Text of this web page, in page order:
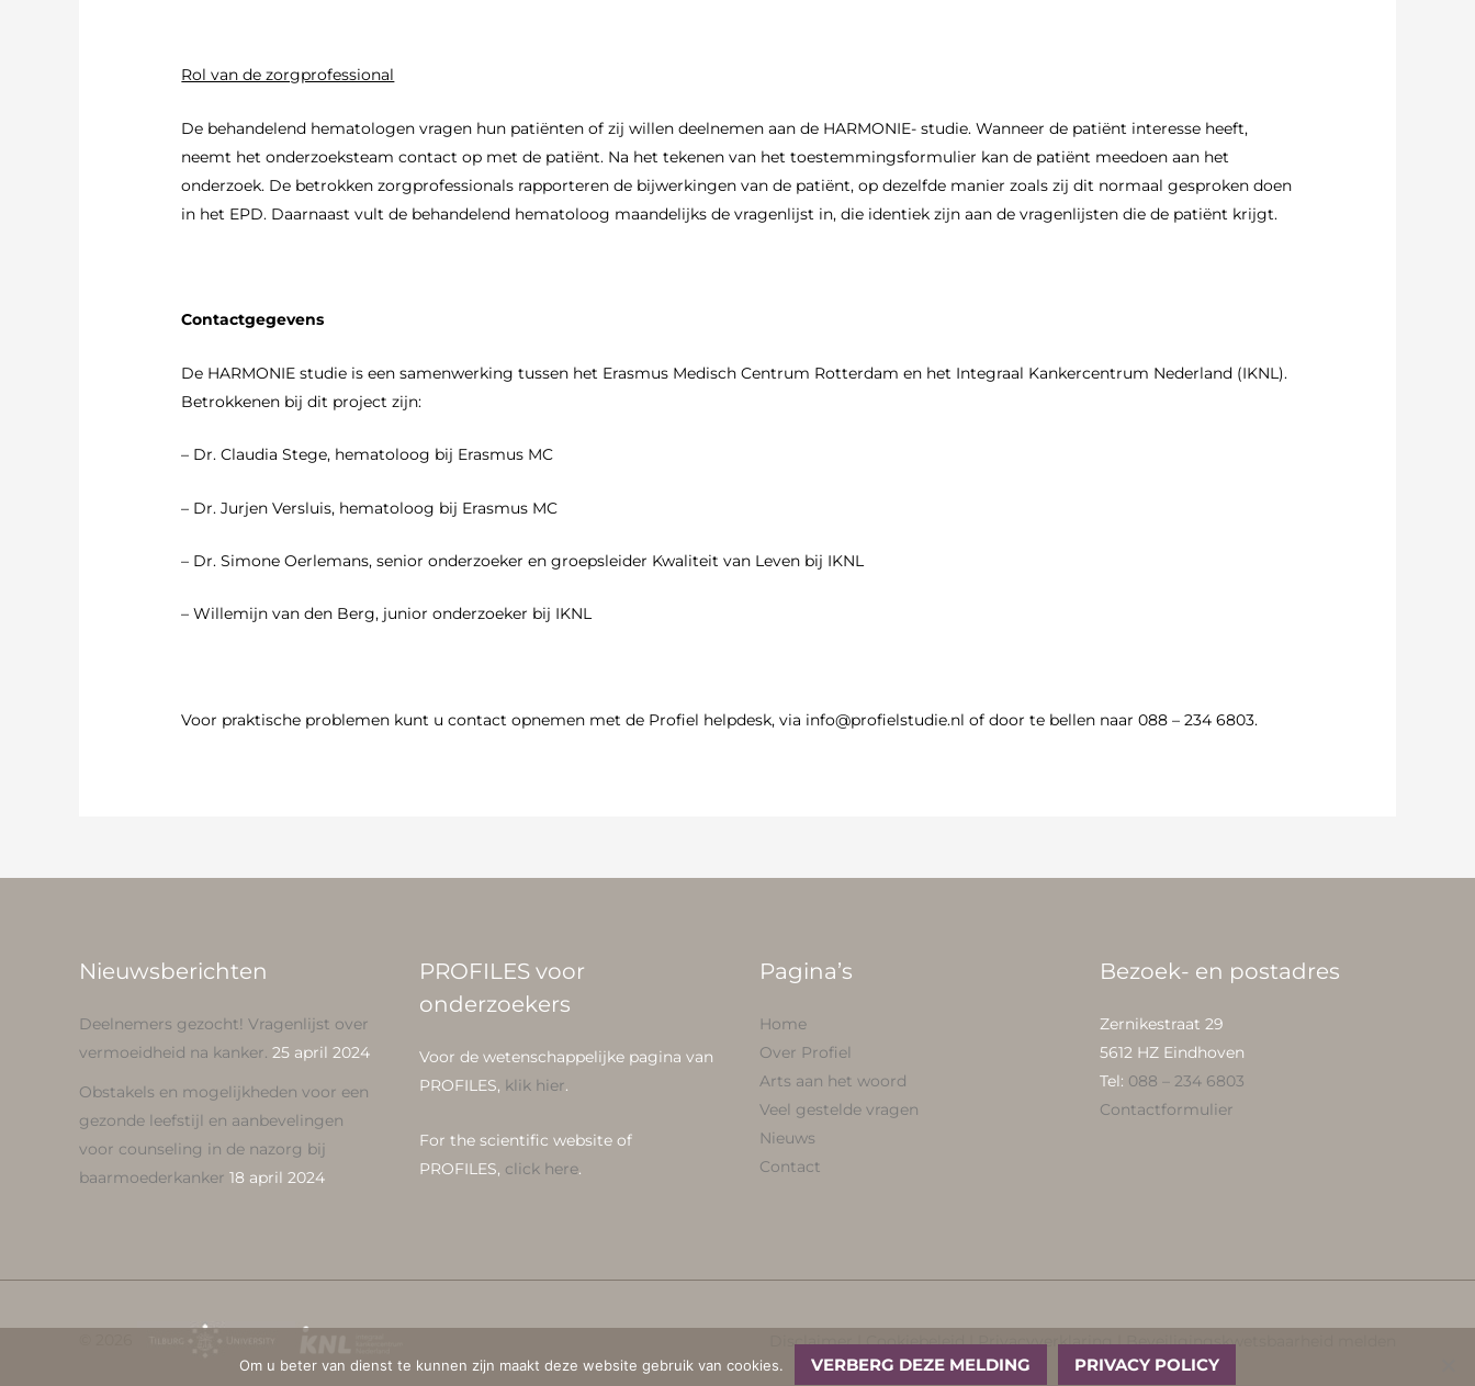
Rol van de zorgprofessional
De behandelend hematologen vragen hun patiënten of zij willen deelnemen aan de HARMONIE- studie. Wanneer de patiënt interesse heeft,
neemt het onderzoeksteam contact op met de patiënt. Na het tekenen van het toestemmingsformulier kan de patiënt meedoen aan het
onderzoek. De betrokken zorgprofessionals rapporteren de bijwerkingen van de patiënt, op dezelfde manier zoals zij dit normaal gesproken doen
in het EPD. Daarnaast vult de behandelend hematoloog maandelijks de vragenlijst in, die identiek zijn aan de vragenlijsten die de patiënt krijgt.
Contactgegevens
De HARMONIE studie is een samenwerking tussen het Erasmus Medisch Centrum Rotterdam en het Integraal Kankercentrum Nederland (IKNL).
Betrokkenen bij dit project zijn:
– Dr. Claudia Stege, hematoloog bij Erasmus MC
– Dr. Jurjen Versluis, hematoloog bij Erasmus MC
– Dr. Simone Oerlemans, senior onderzoeker en groepsleider Kwaliteit van Leven bij IKNL
– Willemijn van den Berg, junior onderzoeker bij IKNL
Voor praktische problemen kunt u contact opnemen met de Profiel helpdesk, via info@profielstudie.nl of door te bellen naar 088 – 234 6803.
Nieuwsberichten
Deelnemers gezocht! Vragenlijst over
vermoeidheid na kanker. 25 april 2024
Obstakels en mogelijkheden voor een
gezonde leefstijl en aanbevelingen
voor counseling in de nazorg bij
baarmoederkanker 18 april 2024
PROFILES voor
onderzoekers
Voor de wetenschappelijke pagina van
PROFILES, klik hier.
For the scientific website of
PROFILES, click here.
Pagina’s
Home
Over Profiel
Arts aan het woord
Veel gestelde vragen
Nieuws
Contact
Bezoek- en postadres
Zernikestraat 29
5612 HZ Eindhoven
Tel: 088 – 234 6803
Contactformulier
Disclaimer|Cookiebeleid|Privacyverklaring|Beveiligingskwetsbaarheid melden
Om u beter van dienst te kunnen zijn maakt deze website gebruik van cookies. VERBERG DEZE MELDING PRIVACY POLICY